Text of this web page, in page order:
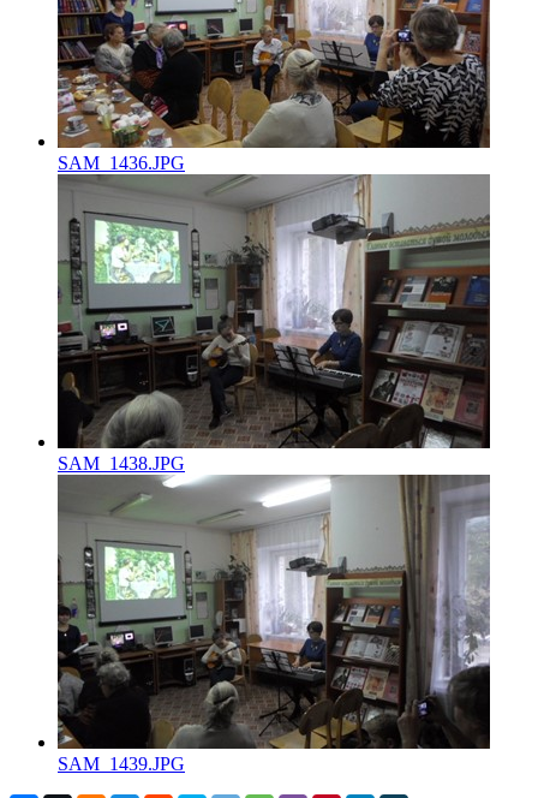
SAM_1436.JPG
SAM_1438.JPG
SAM_1439.JPG